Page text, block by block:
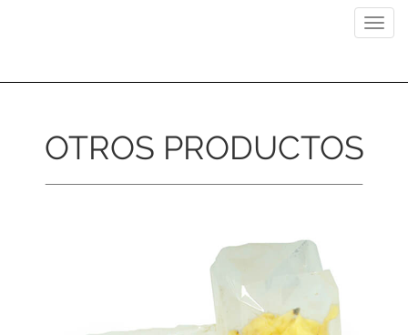
OTROS PRODUCTOS
Next